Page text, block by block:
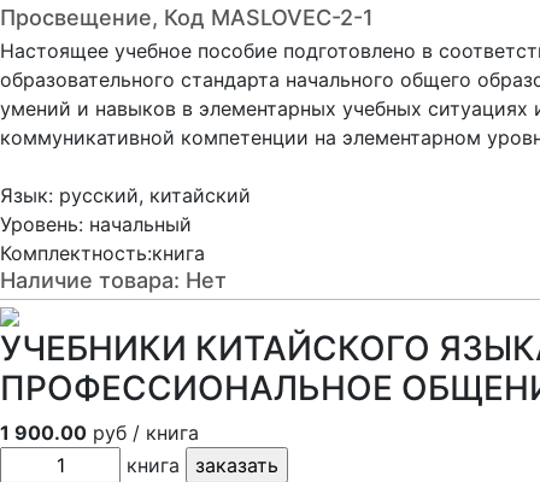
Просвещение, Код MASLOVEC-2-1
Настоящее учебное пособие подготовлено в
образовательного стандарта начального общего
умений и навыков в элементарных учебных
коммуникативной компетенции на элементарном
Язык: русский, китайский
Уровень: начальный
Комплектность:книга
Наличие товара: Нет
УЧЕБНИКИ КИТАЙСКОГО
ПРОФЕССИОНАЛЬНОЕ
1 900.00 руб / книга
книга